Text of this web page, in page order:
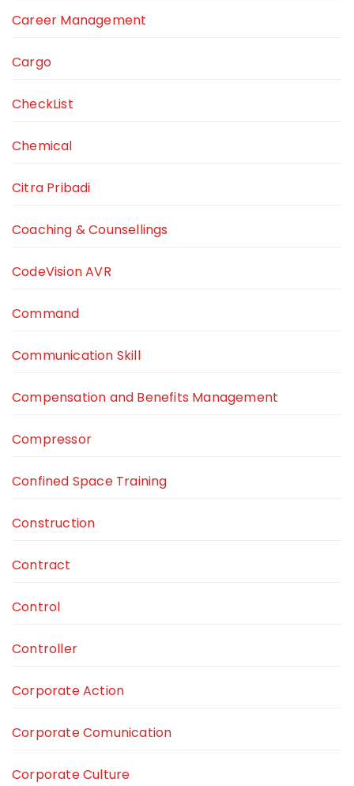
Career Management
Cargo
CheckList
Chemical
Citra Pribadi
Coaching & Counsellings
CodeVision AVR
Command
Communication Skill
Compensation and Benefits Management
Compressor
Confined Space Training
Construction
Contract
Control
Controller
Corporate Action
Corporate Comunication
Corporate Culture